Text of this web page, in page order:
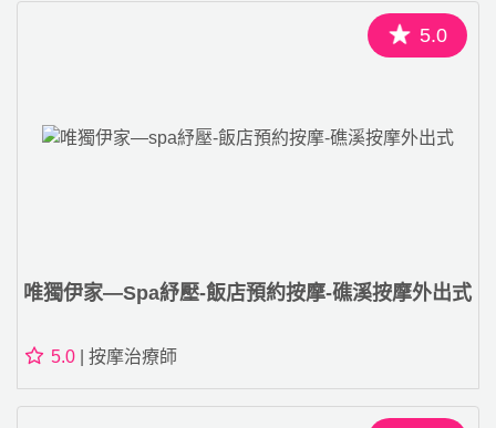
5.0
唯獨伊家—Spa紓壓-飯店預約按摩-礁溪按摩外出式
5.0 | 按摩治療師